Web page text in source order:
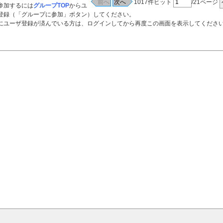
1017件ヒット /21ページ
加するにはグループTOPからユ
録（「グループに参加」ボタン）してください。
ーザ登録が済んでいる方は、ログインしてから再度この画面を表示してくださ